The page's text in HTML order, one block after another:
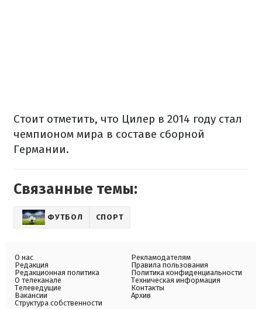
Стоит отметить, что Цилер в 2014 году стал
чемпионом мира в составе сборной
Германии.
Связанные темы:
ФУТБОЛ СПОРТ
О нас
Редакция
Редакционная политика
О телеканале
Телеведущие
Вакансии
Структура собственности
Рекламодателям
Правила пользования
Политика конфиденциальности
Техническая информация
Контакты
Архив